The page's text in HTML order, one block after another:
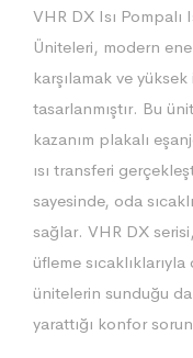
VHR DX Isı Pompalı
Üniteleri, modern
karşılamak ve
tasarlanmıştır. Bu
kazanım plakalı
ısı transferi
sayesinde, oda
sağlar. VHR DX
üfleme
ünitelerin sunduğu
yarattığı konfor